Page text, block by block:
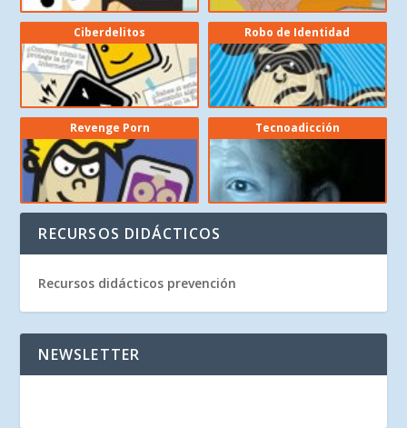
Ciberdelitos Robo de Identidad
Revenge Porn Tecnoadicción
RECURSOS DIDÁCTICOS
Recursos didácticos prevención
NEWSLETTER